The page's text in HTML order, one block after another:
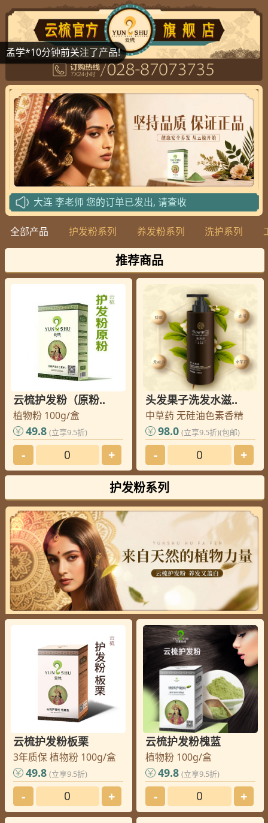
北京 周老师 您的订单已发出, 请查收
北京黄老师您的订单已发出, 请查收
菏泽
王老师您的订单已发出, 请查收
您的订单已发出, 请查收
郑州齐老师您的订单已发出, 请查收
您的订单已发出, 请查收
上饶洪老师您的订单已发出, 请查收
上海林老师您的订单已发出, 请查收
威海邢老师您的订单已发出, 请查收
绵阳崔老师您的订单已发出, 请查收
您的订单已发出, 请查收
攀枝花封老师您的订单已发出, 请查收
攀枝花封老师
您的订单已发出, 请查收
北京武老师您的订单已发出, 请查收
北京李老师您的订单已发出, 请查收
您的订单已发出, 请查收
全部产品 护发粉系列 养发粉系列 洗护系列
推荐商品
云梳护发粉（原粉..
植物粉 100g/盒
49.8 (立享9.5折)
- +
头发果子洗发水滋..
中草药 无硅油色素香精
98.0 (立享9.5折)(包邮)
- +
护发粉系列
云梳护发粉板栗
3年质保 植物粉 100g/盒
49.8 (立享9.5折)
- +
云梳护发粉槐蓝
植物粉 100g/盒
49.8 (立享9.5折)
- +